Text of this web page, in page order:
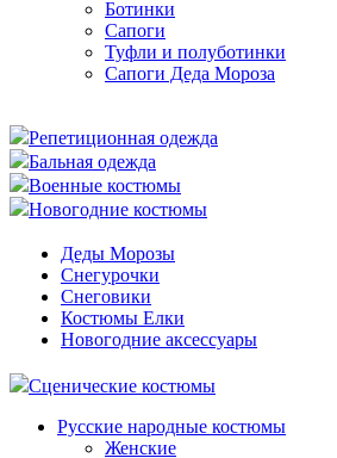
Ботинки
Сапоги
Туфли и полуботинки
Сапоги Деда Мороза
Репетиционная одежда
Бальная одежда
Военные костюмы
Новогодние костюмы
Деды Морозы
Снегурочки
Снеговики
Костюмы Елки
Новогодние аксессуары
Сценические костюмы
Русские народные костюмы
Женские